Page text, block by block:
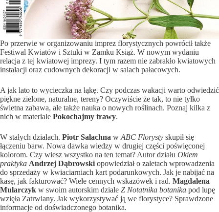
Po przerwie w organizowaniu imprez florystycznych powrócił także
Festiwal Kwiatów i Sztuki w Zamku Książ. W nowym wydaniu
relacja z tej kwiatowej imprezy. I tym razem nie zabrakło kwiatowych
instalacji oraz cudownych dekoracji w salach pałacowych.
A jak lato to wycieczka na łąkę. Czy podczas wakacji warto odwiedzić
piękne zielone, naturalne, tereny? Oczywiście że tak, to nie tylko
świetna zabawa, ale także nauka o nowych roślinach. Poznaj kilka z
nich w materiale Pokochajmy trawy.
W stałych działach. Piotr Salachna w ABC Florysty skupił się
łączeniu barw. Nowa dawka wiedzy w drugiej części poświęconej
kolorom. Czy wiesz wszystko na ten temat? Autor działu Okiem
praktyka Andrzej Dąbrowski opowiedział o zaletach wprowadzenia
do sprzedaży w kwiaciarniach kart podarunkowych. Jak je nabijać na
kasę, jak fakturować? Wiele cennych wskazówek i rad. Magdalena
Mularczyk w swoim autorskim dziale Z Notatnika botanika pod lupę
wzięła Zatrwiany. Jak wykorzystywać ją we florystyce? Sprawdzone
informacje od doświadczonego botanika.